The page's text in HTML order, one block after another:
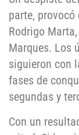
parte,
Rodrigo
Marques. Los
siguieron con
fases de
segundas y
Con un